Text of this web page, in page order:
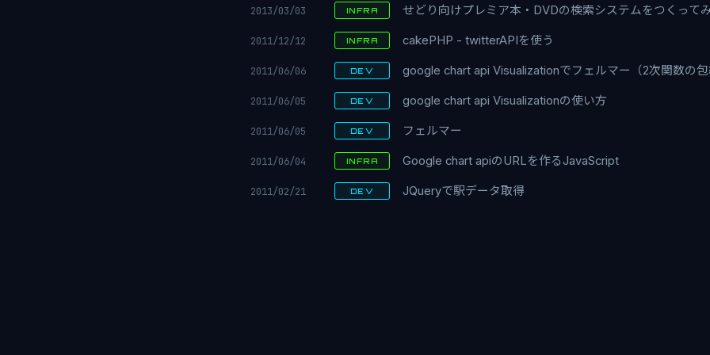
2013/03/03 INFRA せどり向けプレミア本・DVDの検索システムをつくって
2011/12/12 INFRA cakePHP - twitterAPIを使う
2011/06/06 DEV google chart api Visualizationでフェルマー（2次関数の包
2011/06/05 DEV google chart api Visualizationの使い方
2011/06/05 DEV フェルマー
2011/06/04 INFRA Google chart apiのURLを作るJavaScript
2011/02/21 DEV JQueryで駅データ取得